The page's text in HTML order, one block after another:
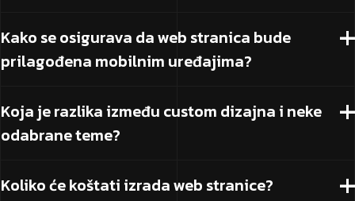
Kako se osigurava da web stranica bude
prilagođena mobilnim uređajima?
Koja je razlika između custom dizajna i neke
odabrane teme?
Koliko će koštati izrada web stranice?